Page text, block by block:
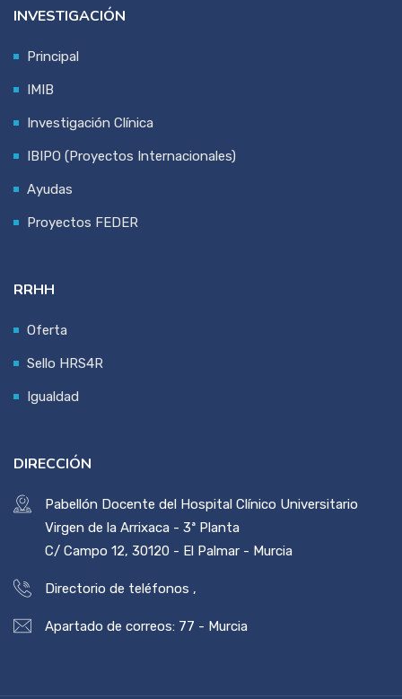
INVESTIGACIÓN
Principal
IMIB
Investigación Clínica
IBIPO (Proyectos Internacionales)
Ayudas
Proyectos FEDER
RRHH
Oferta
Sello HRS4R
Igualdad
DIRECCIÓN
Pabellón Docente del Hospital Clínico Universitario
Virgen de la Arrixaca - 3ª Planta
C/ Campo 12, 30120 - El Palmar - Murcia
Directorio de teléfonos ,
Apartado de correos: 77 - Murcia